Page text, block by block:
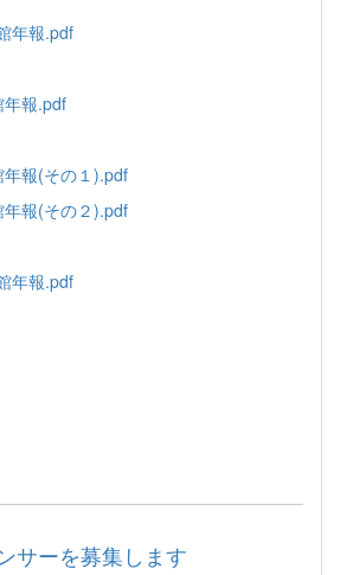
年報.pdf
報.pdf
報(その１).pdf
報(その２).pdf
年報.pdf
サーを募集します